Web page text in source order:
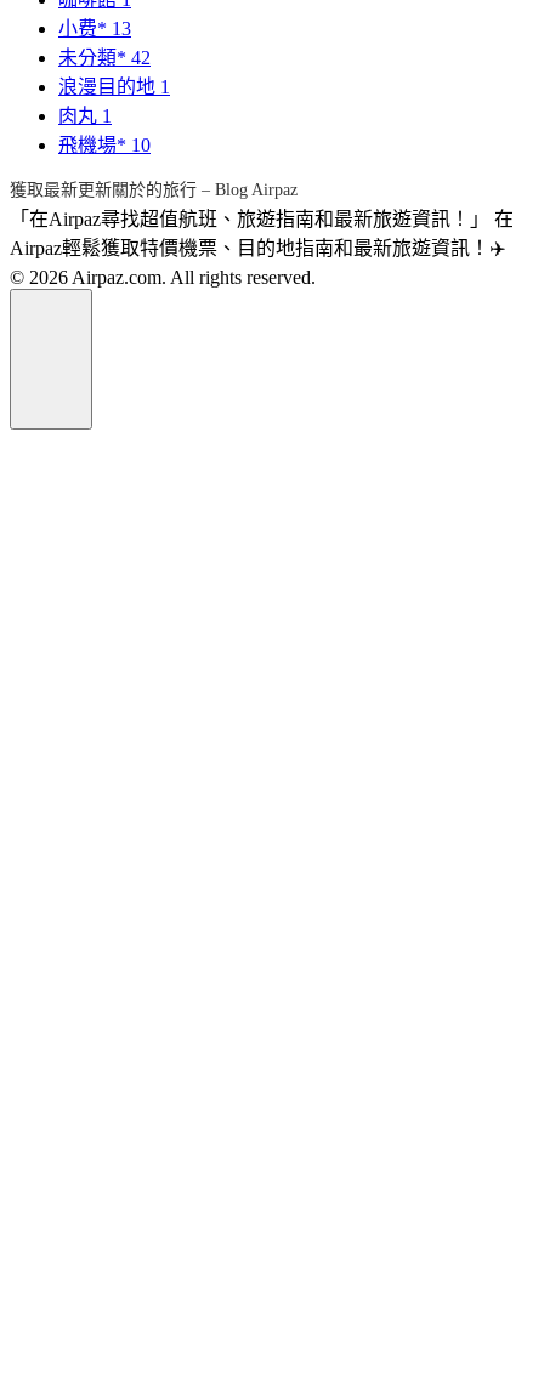
小费* 13
未分類* 42
浪漫目的地 1
肉丸 1
飛機場* 10
獲取最新更新關於的旅行 – Blog Airpaz
「在Airpaz尋找超值航班、旅遊指南和最新旅遊資訊！」 在
Airpaz輕鬆獲取特價機票、目的地指南和最新旅遊資訊！✈️
© 2026 Airpaz.com. All rights reserved.